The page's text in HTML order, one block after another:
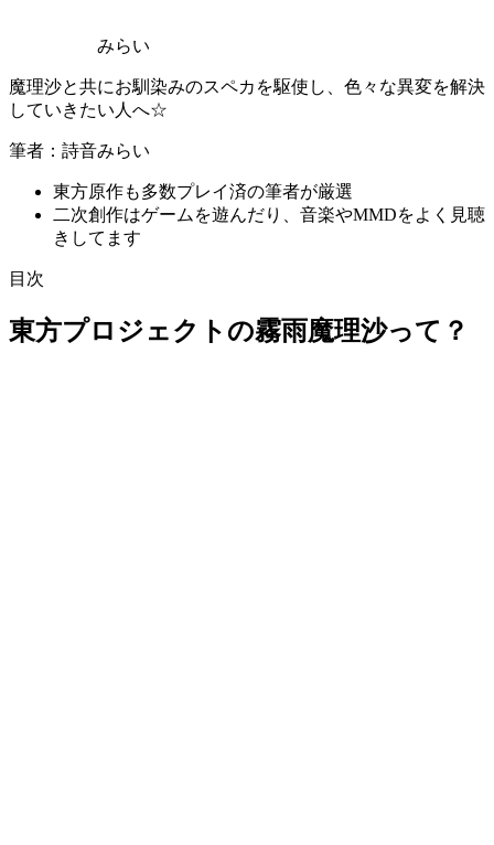
みらい
魔理沙と共にお馴染みのスペカを駆使し、色々な異変を解決
していきたい人へ☆
筆者：詩音みらい
東方原作も多数プレイ済の筆者が厳選
二次創作はゲームを遊んだり、音楽やMMDをよく見聴
きしてます
目次
東方プロジェクトの霧雨魔理沙って？